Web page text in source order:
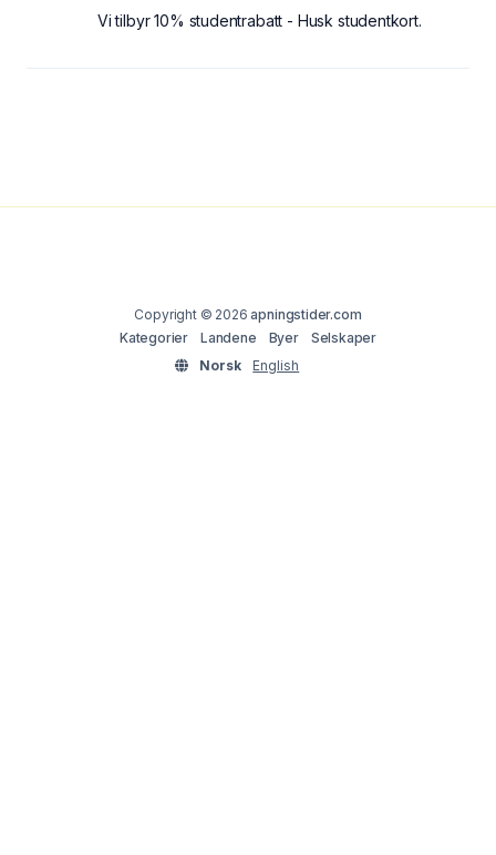
Vi tilbyr 10% studentrabatt - Husk studentkort.
Copyright © 2026apningstider.com
Kategorier
Landene Byer
Selskaper
Norsk
English